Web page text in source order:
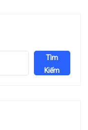
Tìm
Kiếm